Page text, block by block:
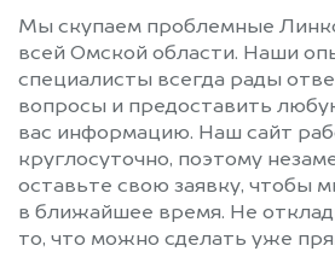
Мы скупаем проблемные
всей Омской области. Наши
специалисты всегда рады
вопросы и предоставить
вас информацию. Наш сайт
круглосуточно, поэтому
оставьте свою заявку, чтобы
в ближайшее время. Не
то, что можно сделать уже